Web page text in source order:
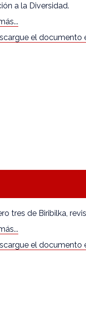
a la Diversidad.
el documento
tres de Biribilka,
el documento